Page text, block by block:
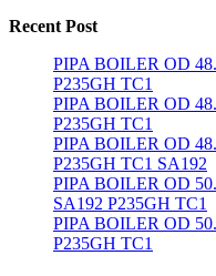
Recent Post
PIPA BOILER OD
P235GH TC1
PIPA BOILER OD
P235GH TC1
PIPA BOILER OD
P235GH TC1 SA192
PIPA BOILER OD
SA192 P235GH TC1
PIPA BOILER OD
P235GH TC1